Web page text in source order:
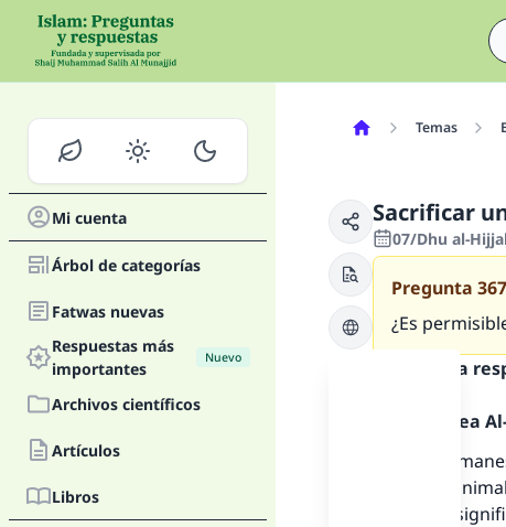
Mi cuenta
Árbol de categorías
Fatwas nuevas
Respuestas más
importantes
Nuevo
Archivos científicos
Artículos
Libros
Temas
Sacrificar
07/Dhu al-
Pregunta
¿Es
Texto de la
Alabado sea
Los
sacrificio
causa delLa